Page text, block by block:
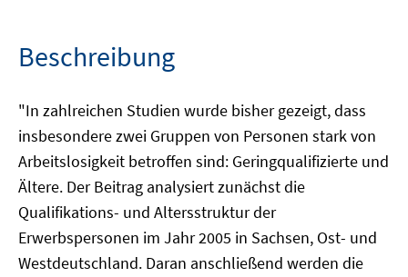
Beschreibung
"In zahlreichen Studien wurde bisher gezeigt, dass
insbesondere zwei Gruppen von Personen stark von
Arbeitslosigkeit betroffen sind: Geringqualifizierte und
Ältere. Der Beitrag analysiert zunächst die
Qualifikations- und Altersstruktur der
Erwerbspersonen im Jahr 2005 in Sachsen, Ost- und
Westdeutschland. Daran anschließend werden die